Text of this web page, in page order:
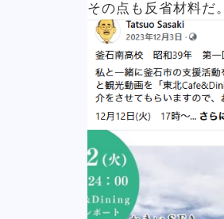
その点も反省材料だ。